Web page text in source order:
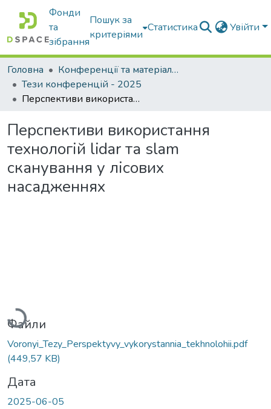
Фонди
та
зібрання
Пошук за
критеріями
Статистика Увійти
Головна
Конференції та матеріали конференцій
Тези конференцій - 2025
Перспективи використання технологій lidar та slam сканування у лісових насадженнях
Перспективи використання
технологій lidar та slam
сканування у лісових
насадженнях
Вантажиться...
Файли
Voronyi_Tezy_Perspektyvy_vykorystannia_tekhnolohii.pdf
(449,57 KB)
Дата
2025-06-05